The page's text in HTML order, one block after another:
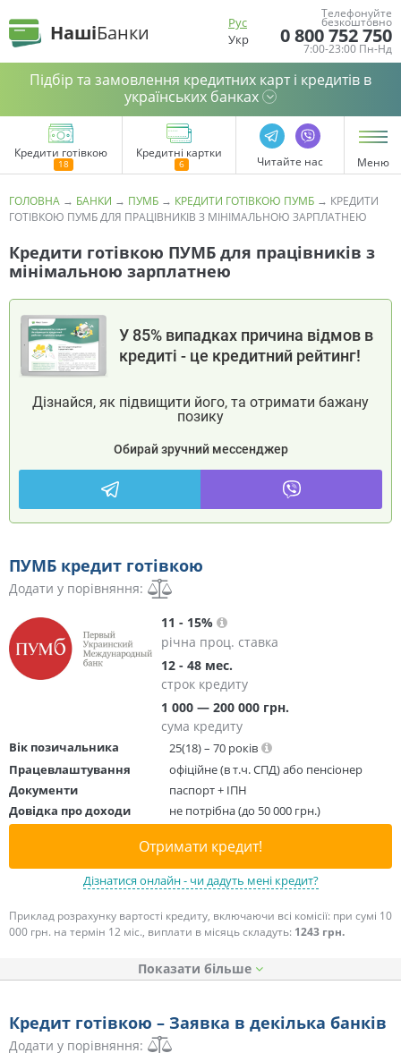
НашіБанки
Рус
Укр
Телефонуйте
безкоштовно
0 800 752 750
7:00-23:00 Пн-Нд
Підбір та замовлення кредитних карт і кредитів в
українських банках
Кредити готівкою Кредитні картки
Читайте нас Меню
ГОЛОВНА → БАНКИ → ПУМБ → КРЕДИТИ ГОТІВКОЮ ПУМБ → КРЕДИТИ
ГОТІВКОЮ ПУМБ ДЛЯ ПРАЦІВНИКІВ З МІНІМАЛЬНОЮ ЗАРПЛАТНЕЮ
Кредити готівкою ПУМБ для працівників з
мінімальною зарплатнею
У 85% випадках причина відмов в
кредиті - це кредитний рейтинг!
Дізнайся, як підвищити його, та отримати бажану
позику
Обирай зручний мессенджер
ПУМБ кредит готівкою
Додати у порівняння:
11 - 15%
річна проц. ставка
12 - 48 мес.
строк кредиту
1 000 — 200 000 грн.
сума кредиту
Вік позичальника
25(18) – 70 років
Працевлаштування
офіційне (в т.ч. СПД) або пенсіонер
Документи
паспорт + ІПН
Довідка про доходи
не потрібна (до 50 000 грн.)
Отримати кредит!
Дізнатися онлайн - чи дадуть мені кредит?
Приклад розрахунку вартості кредиту, включаючи всі комісії: при сумі 10
000 грн. на термін 12 міс., виплати в місяць складуть: 1243 грн.
Показати
Кредит готівкою – Заявка в декілька банків
Додати у порівняння: